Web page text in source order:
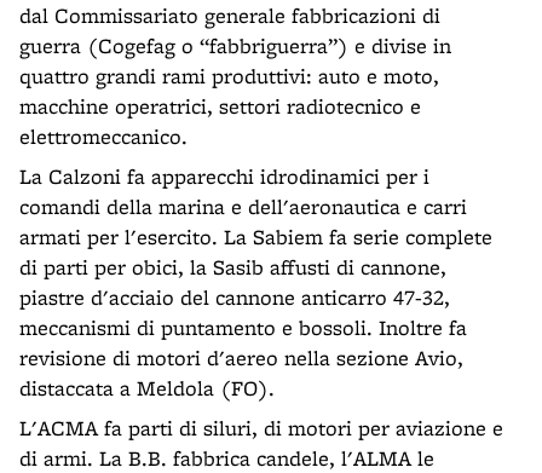
dal Commissariato generale fabbricazioni di
guerra (Cogefag o “fabbriguerra”) e divise in
quattro grandi rami produttivi: auto e moto,
macchine operatrici, settori radiotecnico e
elettromeccanico.
La Calzoni fa apparecchi idrodinamici per i
comandi della marina e dell'aeronautica e carri
armati per l'esercito. La Sabiem fa serie complete
di parti per obici, la Sasib affusti di cannone,
piastre d'acciaio del cannone anticarro 47-32,
meccanismi di puntamento e bossoli. Inoltre fa
revisione di motori d'aereo nella sezione Avio,
distaccata a Meldola (FO).
L'ACMA fa parti di siluri, di motori per aviazione e
di armi. La B.B. fabbrica candele, l'ALMA le